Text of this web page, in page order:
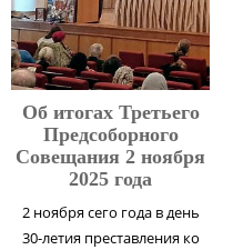
Об итогах Третьего
Предсоборного
Совещания 2 ноября
2025 года
2 ноября сего года в день
30-летия преставления ко